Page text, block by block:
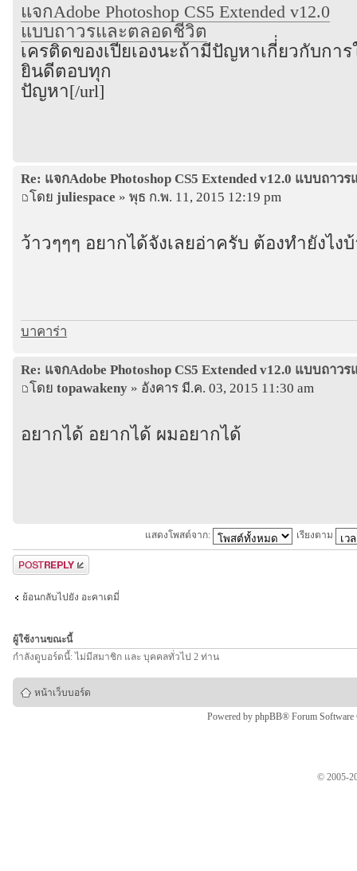
แจกAdobe Photoshop CS5 Extended v12.0
แบบถาวรและตลอดชีวิต
เครติดของเปียเองนะถ้ามีปัญหาเกี่่ยวกับกา
ยินดีตอบทุก
ปัญหา[/url]
Re: แจกAdobe Photoshop CS5 Extended v12.0 แบบถาว
โดย juliespace » พุธ ก.พ. 11, 2015 12:19 pm
ว้าวๆๆๆ อยากได้จังเลยอ่าครับ ต้องทำยังไง
บาคาร่า
Re: แจกAdobe Photoshop CS5 Extended v12.0 แบบถาว
โดย topawakeny » อังคาร มี.ค. 03, 2015 11:30 am
อยากได้ อยากได้ ผมอยากได้
แสดงโพสต์จาก: เรียงตาม
ตอบกระทู้
ย้อนกลับไปยัง อะคาเดมี่
ผู้ใช้งานขณะนี้
กำลังดูบอร์ดนี้: ไม่มีสมาชิก และ บุคคลทั่วไป 2 ท่าน
หน้าเว็บบอร์ด
Powered by phpBB® Forum
© 2005-